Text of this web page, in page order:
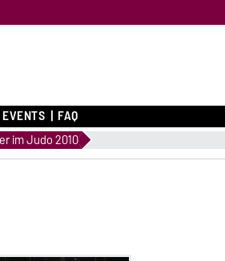
EVENTS FAQ
im Judo 2010